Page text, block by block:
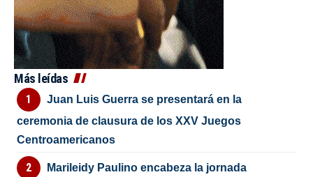
Más leídas
Juan Luis Guerra se presentará en la
ceremonia de clausura de los XXV Juegos
Centroamericanos
Marileidy Paulino encabeza la jornada